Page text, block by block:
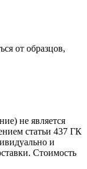
от образцов,
не является
статьи 437 ГК
и
Стоимость